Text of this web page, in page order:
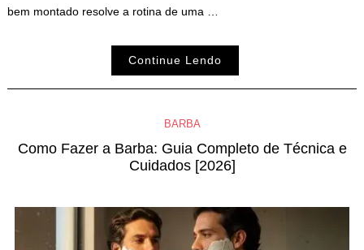
bem montado resolve a rotina de uma …
Continue Lendo
BARBA
Como Fazer a Barba: Guia Completo de Técnica e
Cuidados [2026]